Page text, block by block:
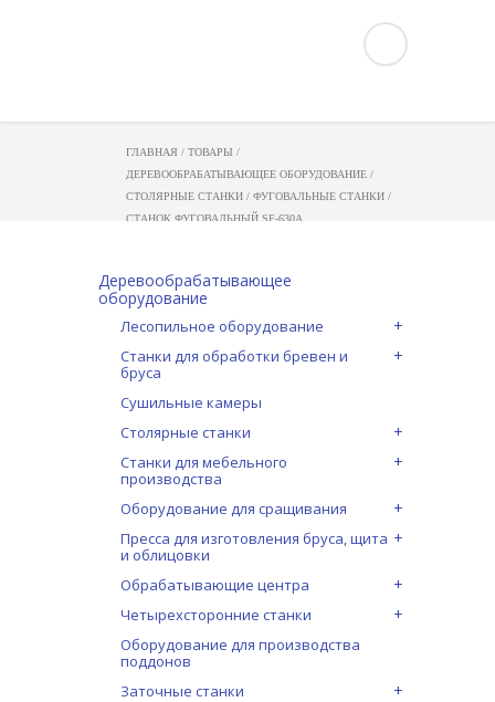
ГЛАВНАЯ / ТОВАРЫ /
ДЕРЕВООБРАБАТЫВАЮЩЕЕ ОБОРУДОВАНИЕ /
СТОЛЯРНЫЕ СТАНКИ / ФУГОВАЛЬНЫЕ СТАНКИ /
СТАНОК ФУГОВАЛЬНЫЙ SF-630A
Деревообрабатывающее
оборудование
Лесопильное оборудование
Станки для обработки бревен и
бруса
Сушильные камеры
Столярные станки
Станки для мебельного
производства
Оборудование для сращивания
Пресса для изготовления бруса, щита
и облицовки
Обрабатывающие центра
Четырехсторонние станки
Оборудование для производства
поддонов
Заточные станки